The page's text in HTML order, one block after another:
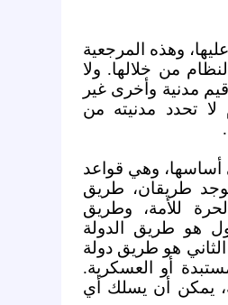
وهذه المرجعية
من خلالها. ولا
مدنية وأخرى غير
تحدد مدنيته من
وهي قواعد
طريقان، طريق
للأمة، وطريق
هو طريق الدولة
الثاني هو طريق دولة
أو العسكرية.
يمكن أن يسلك أي